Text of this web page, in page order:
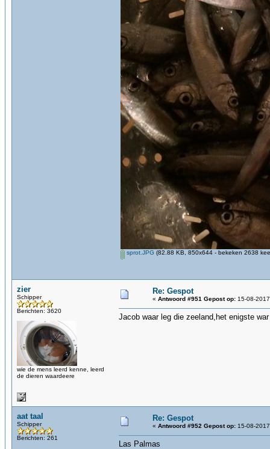
sprot.JPG (82.88 KB, 850x644 - bekeken 2638
zier
Schipper
Berichten: 3620
wie de mens leerd kenne, leerd
de dieren waardeere
Re: Gespot
« Antwoord #951 Gepost op: 15-08-
Jacob waar leg die zeeland,het enigste
aat taal
Schipper
Berichten: 261
Re: Gespot
« Antwoord #952 Gepost op: 15-08-
Las Palmas